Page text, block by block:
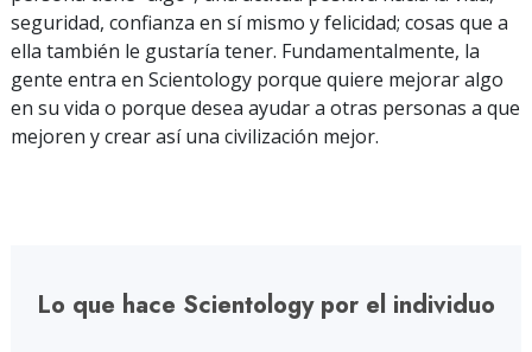
seguridad, confianza en sí mismo y felicidad; cosas que a
ella también le gustaría tener. Fundamentalmente, la
gente entra en Scientology porque quiere mejorar algo
en su vida o porque desea ayudar a otras personas a que
mejoren y crear así una civilización mejor.
Lo que hace Scientology por el individuo